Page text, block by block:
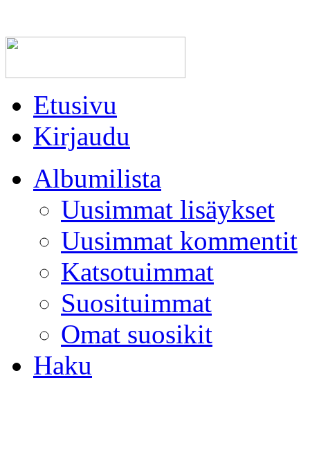
Etusivu
Kirjaudu
Albumilista
Uusimmat lisäykset
Uusimmat kommentit
Katsotuimmat
Suosituimmat
Omat suosikit
Haku